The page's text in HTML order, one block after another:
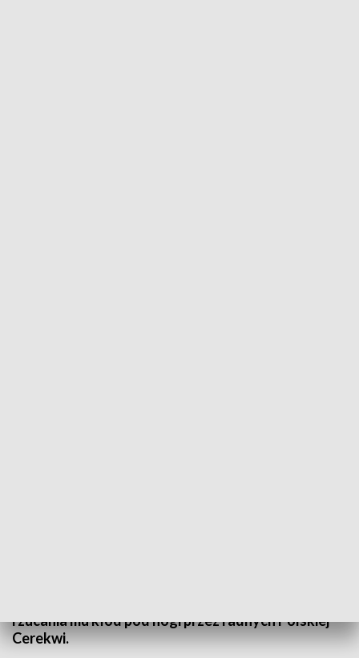
rzucania mu kłód pod nogi przez radnych Polskiej
Cerekwi.